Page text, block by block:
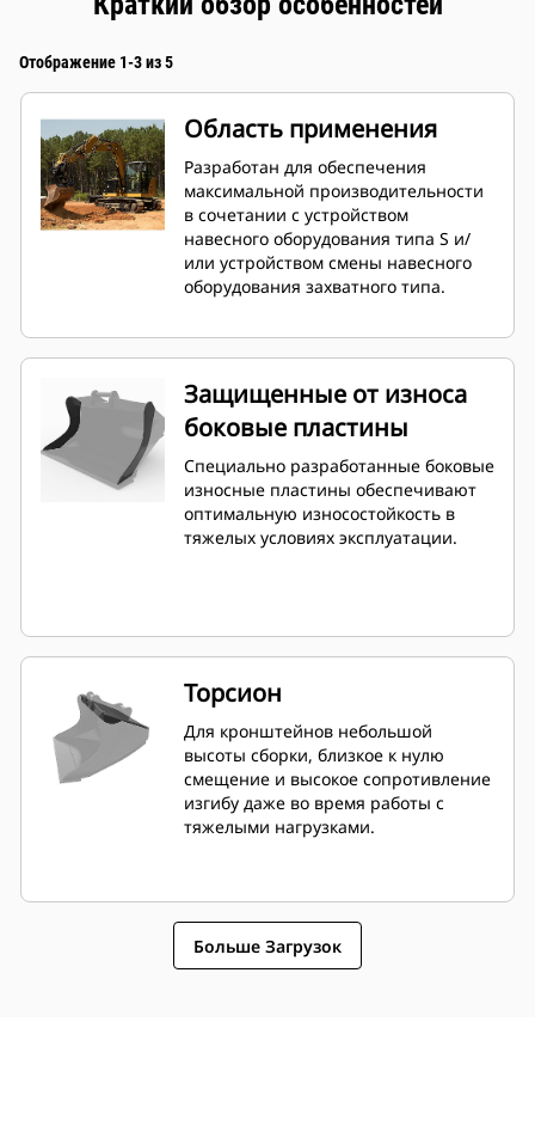
Отображение 1-3 из 5
Область применения
Разработан для обеспечения
максимальной производительности
в сочетании с устройством
навесного оборудования типа S и/
или устройством смены навесного
оборудования захватного типа.
Защищенные от износа
боковые пластины
Специально разработанные боковые
износные пластины обеспечивают
оптимальную износостойкость в
тяжелых условиях эксплуатации.
Торсион
Для кронштейнов небольшой
высоты сборки, близкое к нулю
смещение и высокое сопротивление
изгибу даже во время работы с
тяжелыми нагрузками.
Больше Загрузок